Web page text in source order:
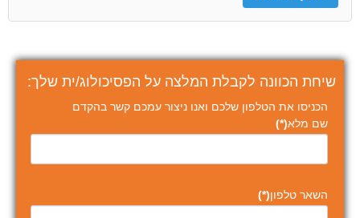
שיחת הכוונה לקבלת המלצה על הפסיכולוג/ית שלך:
הכניסו את הטלפון שלכם ואנו ניצור עמכם קשר בהקדם
שם מלא(*)
השאר טלפון(*)